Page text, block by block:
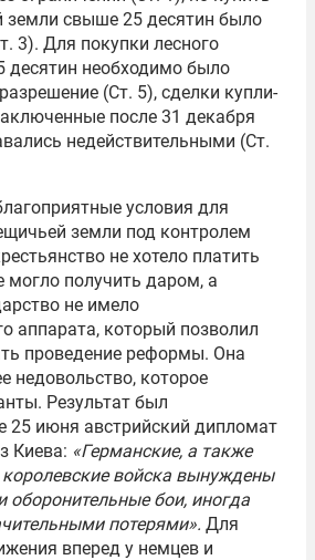
земли свыше 25 десятин было
3). Для покупки лесного
десятин необходимо было
(Ст. 5), сделки купли-
после 31 декабря
недействительными (Ст.
условия для
земли под контролем
не хотело платить
могло получить даром, а
не имело
аппарата, который позволил
проведение реформы. Она
недовольство, которое
Результат был
25 июня австрийский дипломат
Киева: «Германские, а также
войска вынуждены
оборонительные бои, иногда
потерями». Для
вперед у немцев и